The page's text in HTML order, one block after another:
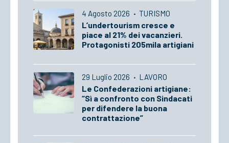
4 Agosto 2026 · TURISMO
L’undertourism cresce e
piace al 21% dei vacanzieri.
Protagonisti 205mila artigiani
29 Luglio 2026 · LAVORO
Le Confederazioni artigiane:
“Sì a confronto con Sindacati
per difendere la buona
contrattazione”